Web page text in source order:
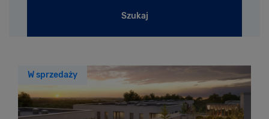
Szukaj
W sprzedaży